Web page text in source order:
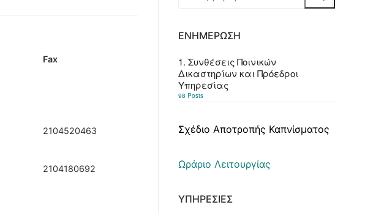
Fax
2104520463
2104180692
ΕΝΗΜΈΡΩΣΗ
1. Συνθέσεις Ποινικών
Δικαστηρίων και Πρόεδροι
Υπηρεσίας
98 Posts
Σχέδιο Αποτροπής Καπνίσματος
Ωράριο Λειτουργίας
ΥΠΗΡΕΣΊΕΣ